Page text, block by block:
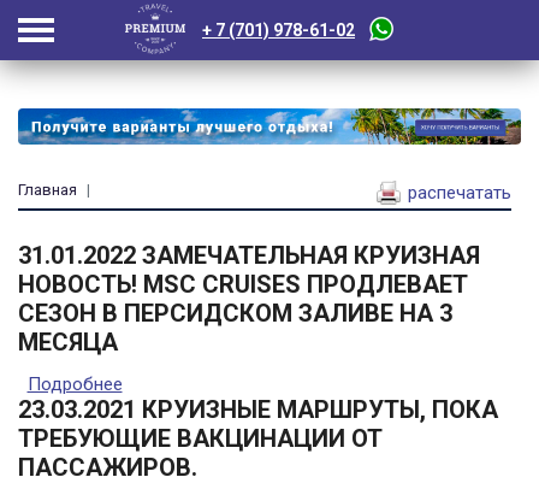
+ 7 (701) 978-61-02
Главная распечатать
31.01.2022 ЗАМЕЧАТЕЛЬНАЯ КРУИЗНАЯ
НОВОСТЬ! MSC CRUISES ПРОДЛЕВАЕТ
СЕЗОН В ПЕРСИДСКОМ ЗАЛИВЕ НА 3
МЕСЯЦА
Подробнее
новость! MSC Cruises продлевает сезон в
Персидском заливе на 3 месяца
23.03.2021 КРУИЗНЫЕ МАРШРУТЫ, ПОКА
ТРЕБУЮЩИЕ ВАКЦИНАЦИИ ОТ
ПАССАЖИРОВ.